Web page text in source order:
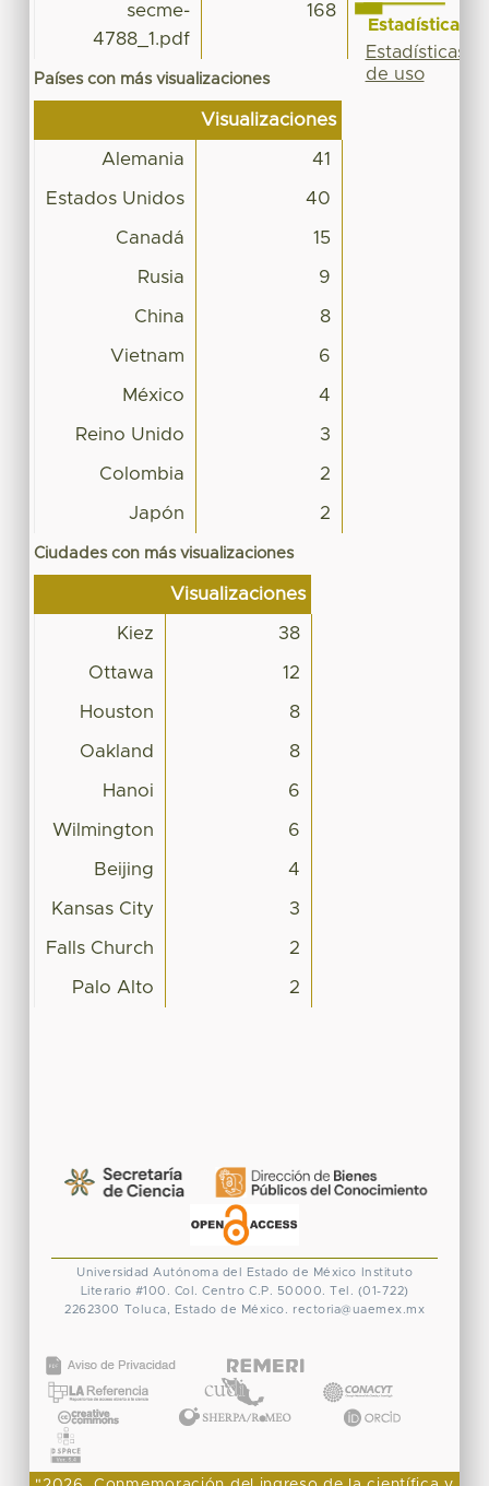
secme-
4788_1.pdf
168
Países con más visualizaciones
Visualizaciones
Alemania 41
Estados Unidos 40
Canadá 15
Rusia 9
China 8
Vietnam 6
México 4
Reino Unido 3
Colombia 2
Japón 2
Ciudades con más visualizaciones
Visualizaciones
Kiez 38
Ottawa 12
Houston 8
Oakland 8
Hanoi 6
Wilmington 6
Beijing 4
Kansas City 3
Falls Church 2
Palo Alto 2
Estadísticas
Estadísticas
de uso
Universidad Autónoma del Estado de México
Instituto
Literario #100. Col. Centro C.P. 50000. Tel. (01-722)
2262300 Toluca, Estado de México. rectoria@uaemex.mx